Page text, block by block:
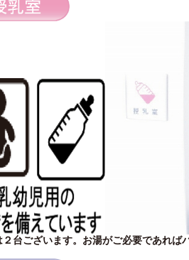
２台ございます。お湯がご必要であれば